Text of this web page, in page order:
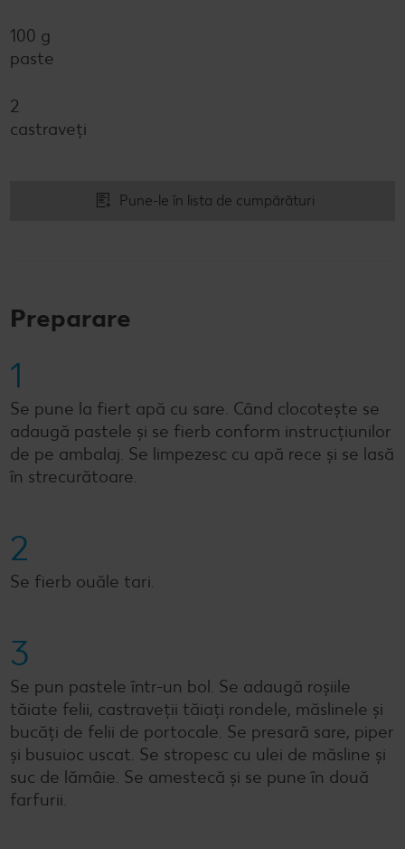
100 g
paste
2
castraveți
Pune-le în lista de cumpărături
Preparare
1
Se pune la fiert apă cu sare. Când clocotește se
adaugă pastele și se fierb conform instrucțiunilor
de pe ambalaj. Se limpezesc cu apă rece și se lasă
în strecurătoare.
2
Se fierb ouăle tari.
3
Se pun pastele într-un bol. Se adaugă roșiile
tăiate felii, castraveții tăiați rondele, măslinele și
bucăți de felii de portocale. Se presară sare, piper
și busuioc uscat. Se stropesc cu ulei de măsline și
suc de lămâie. Se amestecă și se pune în două
farfurii.